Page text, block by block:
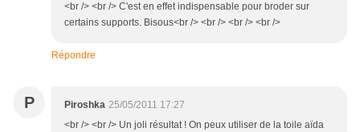
<br /> <br /> C'est en effet indispensable pour broder sur
certains supports. Bisous<br /> <br /> <br /> <br />
Répondre
P Piroshka 25/05/2011 17:27
<br /> <br /> Un joli résultat ! On peux utiliser de la toile aïda